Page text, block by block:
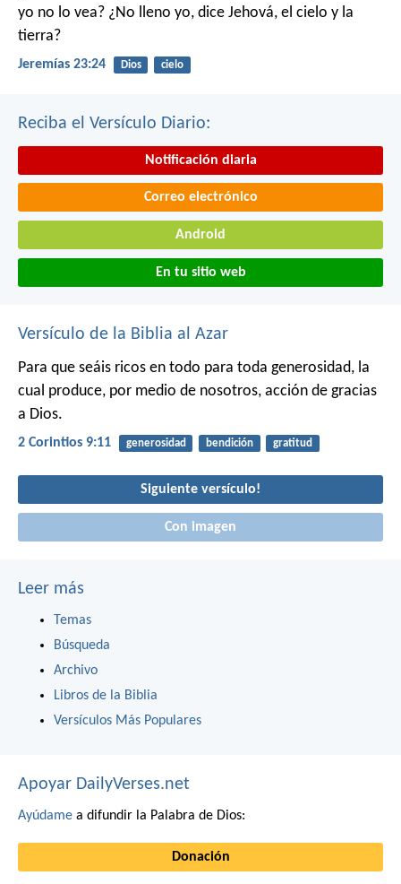
yo no lo vea? ¿No lleno yo, dice Jehová, el cielo y la
tierra?
Jeremías 23:24 Dios cielo
Reciba el Versículo Diario:
Notificación diaria
Correo electrónico
Android
En tu sitio web
Versículo de la Biblia al Azar
Para que seáis ricos en todo para toda generosidad, la
cual produce, por medio de nosotros, acción de gracias
a Dios.
2 Corintios 9:11 generosidad bendición gratitud
Siguiente versículo!
Con imagen
Leer más
Temas
Búsqueda
Archivo
Libros de la Biblia
Versículos Más Populares
Apoyar DailyVerses.net
Ayúdame a difundir la Palabra de Dios:
Donación